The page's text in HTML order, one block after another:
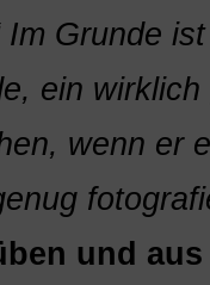
Im Grunde
ein
wenn er
und